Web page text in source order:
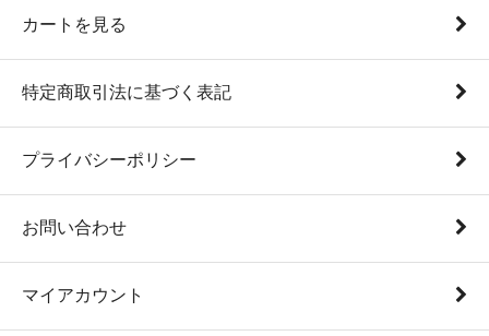
カートを見る
特定商取引法に基づく表記
プライバシーポリシー
お問い合わせ
マイアカウント